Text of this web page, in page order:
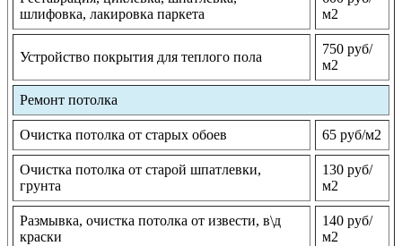
шлифовка, лакировка паркета
м2
Устройство покрытия для теплого пола
750 руб/
м2
Ремонт потолка
Очистка потолка от старых обоев 65 руб/м2
Очистка потолка от старой шпатлевки,
грунта
130 руб/
м2
Размывка, очистка потолка от извести, в\д
краски
140 руб/
м2